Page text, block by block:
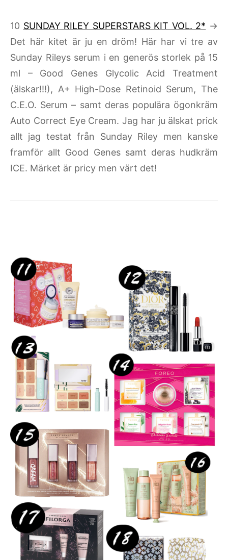
10 SUNDAY RILEY SUPERSTARS KIT VOL. 2* →
Det här kitet är ju en dröm! Här har vi tre av
Sunday Rileys serum i en generös storlek på 15
ml – Good Genes Glycolic Acid Treatment
(älskar!!!), A+ High-Dose Retinoid Serum, The
C.E.O. Serum – samt deras populära ögonkräm
Auto Correct Eye Cream. Jag har ju älskat prick
allt jag testat från Sunday Riley men kanske
framför allt Good Genes samt deras hudkräm
ICE. Märket är pricy men värt det!